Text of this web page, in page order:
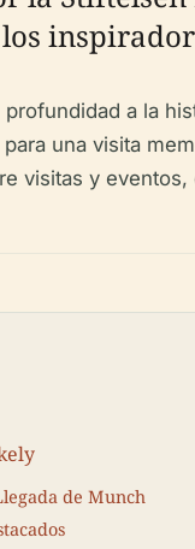
a la
una visita
visitas y
de Munch